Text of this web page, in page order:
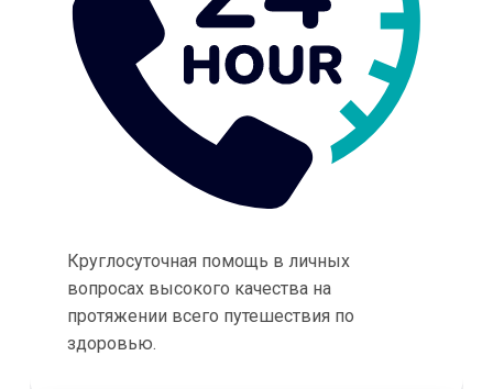
Круглосуточная помощь в личных
вопросах высокого качества на
протяжении всего путешествия по
здоровью.